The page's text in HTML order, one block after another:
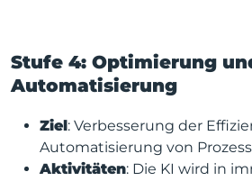
Stufe 4: Optimierung
Automatisierung
Ziel: Verbesserung der
Automatisierung von
Aktivitäten: Die KI wird in